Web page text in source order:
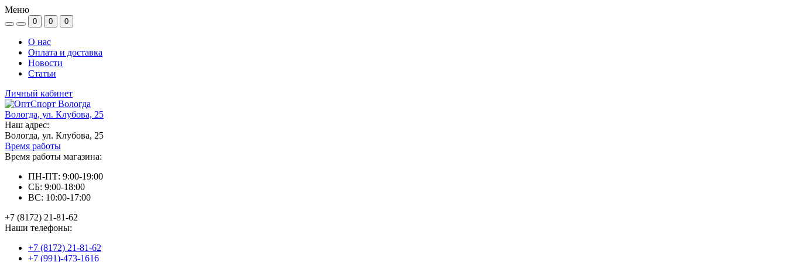
Меню
0 0 0
О нас
Оплата и доставка
Новости
Статьи
Личный кабинет
Вологда, ул. Клубова, 25
Наш адрес:
Вологда, ул. Клубова, 25
Время работы
Время работы магазина:
ПН-ПТ: 9:00-19:00
СБ: 9:00-18:00
ВС: 10:00-17:00
+7 (8172) 21-81-62
Наши телефоны:
+7 (8172) 21-81-62
+7 (991)-473-1616